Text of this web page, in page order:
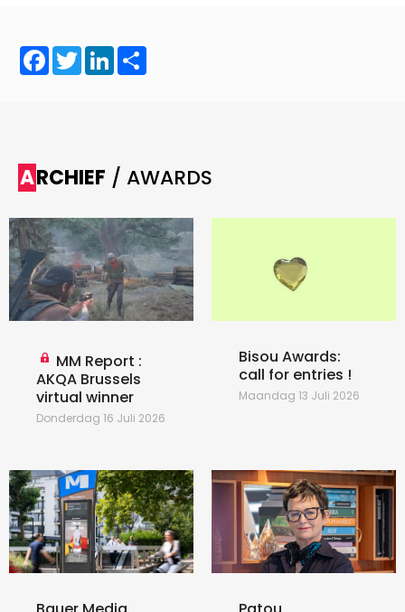
Facebook
TwitterLinkedIn
ARCHIEF / AWARDS
MM Report :
AKQA Brussels
virtual winner
Donderdag 16 Juli 2026
Bisou Awards:
call for entries !
Maandag 13 Juli 2026